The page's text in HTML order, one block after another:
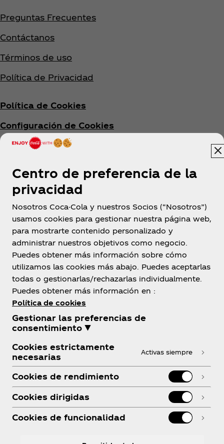
Preguntas Frecuentes
Contáctanos
Términos de uso
Política de Privacidad
Política de Cookies
Configuración de Cookies
Términos y Condiciones
México
Sobre nosotros
¿Necesitas ayuda?
Legal
Centro de preferencia de la
privacidad
Nosotros Coca-Cola y nuestros Socios (“Nosotros”)
usamos cookies para gestionar nuestra página web,
para mostrarte contenido personalizado y
administrar nuestros objetivos como negocio.
Puedes obtener más información sobre cómo
utilizamos las cookies más abajo. Puedes aceptarlas
todas o gestionarlas/rechazarlas individualmente.
Puedes obtener más información en :
Política de cookies
Gestionar las preferencias de
consentimiento ▼
Cookies estrictamente
necesarias
Activas siempre
Cookies de rendimiento
Cookies dirigidas
Cookies de funcionalidad